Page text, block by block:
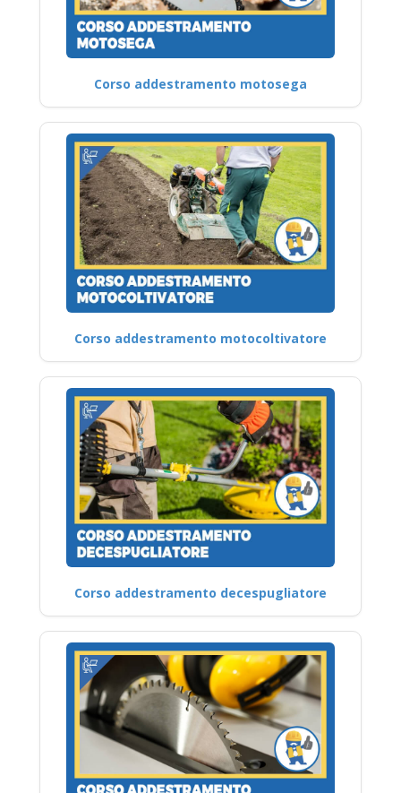
Corso addestramento motosega
Corso addestramento motocoltivatore
Corso addestramento decespugliatore